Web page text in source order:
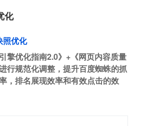
化
照优化
擎优化指南2.0》+《网页内容质量
行规范化调整，提升百度蜘蛛的抓
，排名展现效率和有效点击的效